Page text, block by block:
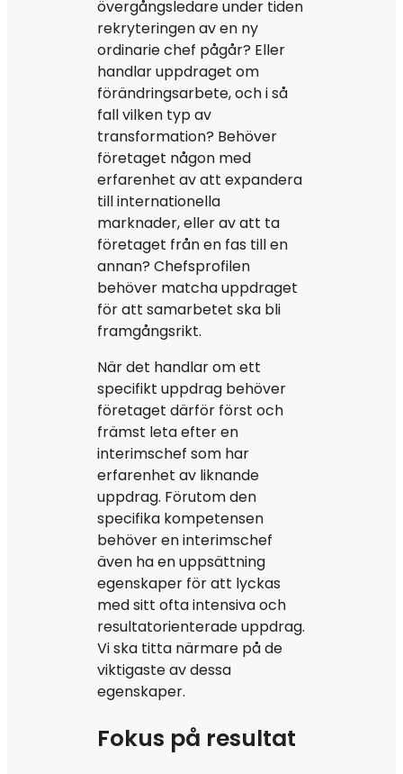
övergångsledare under tiden
rekryteringen av en ny
ordinarie chef pågår? Eller
handlar uppdraget om
förändringsarbete, och i så
fall vilken typ av
transformation? Behöver
företaget någon med
erfarenhet av att expandera
till internationella
marknader, eller av att ta
företaget från en fas till en
annan? Chefsprofilen
behöver matcha uppdraget
för att samarbetet ska bli
framgångsrikt.
När det handlar om ett
specifikt uppdrag behöver
företaget därför först och
främst leta efter en
interimschef som har
erfarenhet av liknande
uppdrag. Förutom den
specifika kompetensen
behöver en interimschef
även ha en uppsättning
egenskaper för att lyckas
med sitt ofta intensiva och
resultatorienterade uppdrag.
Vi ska titta närmare på de
viktigaste av dessa
egenskaper.
Fokus på resultat